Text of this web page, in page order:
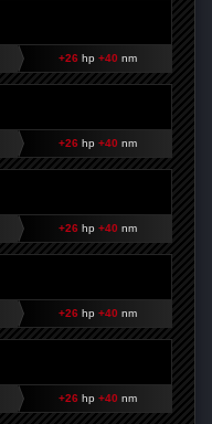
+26 hp +40 nm
+26 hp +40 nm
+26 hp +40 nm
+26 hp +40 nm
+26 hp +40 nm